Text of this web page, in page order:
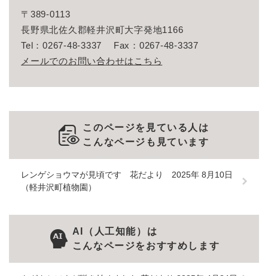
〒389-0113
長野県北佐久郡軽井沢町大字発地1166
Tel：0267-48-3337
Fax：0267-48-3337
メールでのお問い合わせはこちら
このページを見ている人は
こんなページも見ています
レンゲショウマが見頃です 花だより 2025年 8月10日
（軽井沢町植物園）
AI（人工知能）は
こんなページをおすすめします